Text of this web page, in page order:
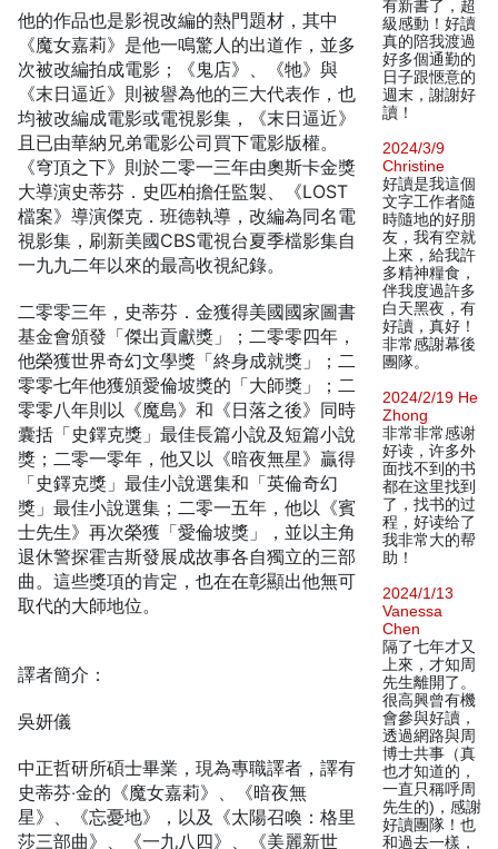
他的作品也是影視改編的熱門題材，其中
《魔女嘉莉》是他一鳴驚人的出道作，並多
次被改編拍成電影；《鬼店》、《牠》與
《末日逼近》則被譽為他的三大代表作，也
均被改編成電影或電視影集，《末日逼近》
且已由華納兄弟電影公司買下電影版權。
《穹頂之下》則於二零一三年由奧斯卡金獎
大導演史蒂芬．史匹柏擔任監製、《LOST
檔案》導演傑克．班德執導，改編為同名電
視影集，刷新美國CBS電視台夏季檔影集自
一九九二年以來的最高收視紀錄。
二零零三年，史蒂芬．金獲得美國國家圖書
基金會頒發「傑出貢獻獎」；二零零四年，
他榮獲世界奇幻文學獎「終身成就獎」；二
零零七年他獲頒愛倫坡獎的「大師獎」；二
零零八年則以《魔島》和《日落之後》同時
囊括「史鐸克獎」最佳長篇小說及短篇小說
獎；二零一零年，他又以《暗夜無星》贏得
「史鐸克獎」最佳小說選集和「英倫奇幻
獎」最佳小說選集；二零一五年，他以《賓
士先生》再次榮獲「愛倫坡獎」，並以主角
退休警探霍吉斯發展成故事各自獨立的三部
曲。這些獎項的肯定，也在在彰顯出他無可
取代的大師地位。
譯者簡介：
吳妍儀
中正哲研所碩士畢業，現為專職譯者，譯有
史蒂芬‧金的《魔女嘉莉》、《暗夜無
星》、《忘憂地》，以及《太陽召喚：格里
莎三部曲》、《一九八四》、《美麗新世
有新書了，超
級感動！好讀
真的陪我渡過
好多個通勤的
日子跟愜意的
週末，謝謝好
讀！
2024/3/9
Christine
好讀是我這個
文字工作者隨
時隨地的好朋
友，我有空就
上來，給我許
多精神糧食，
伴我度過許多
白天黑夜，有
好讀，真好！
非常感謝幕後
團隊。
2024/2/19 He
Zhong
非常非常感谢
好读，许多外
面找不到的书
都在这里找到
了，找书的过
程，好读给了
我非常大的帮
助！
2024/1/13
Vanessa
Chen
隔了七年才又
上來，才知周
先生離開了。
很高興曾有機
會參與好讀，
透過網路與周
博士共事（真
也才知道的，
一直只稱呼周
先生的)，感謝
好讀團隊！也
和過去一樣，